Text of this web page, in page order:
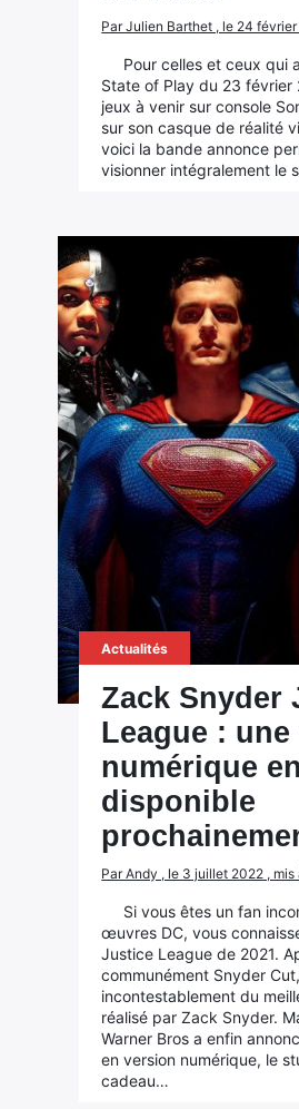
Par Julien Barthet , le 24
Pour celles et ceux qui
State of Play du 23 février
jeux à venir sur console
sur son casque de réalité
voici la bande annonce
visionner intégralement le
Actualités
Zack Snyder
League :
numérique
disponible
Par Andy , le 3 juillet 2022 ,
Si vous êtes un fan
œuvres DC, vous
Justice League de 2021.
communément Snyder
incontestablement du
réalisé par Zack Snyder.
Warner Bros a enfin
en version numérique, le
cadeau…